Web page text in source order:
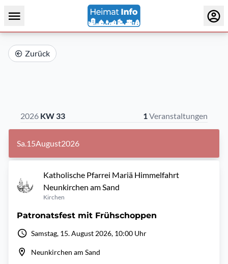
Zurück
2026 KW 33 1Veranstaltungen
Sa.15August2026
Katholische Pfarrei Mariä Himmelfahrt
Neunkirchen am Sand
Kirchen
Patronatsfest mit Frühschoppen
Samstag, 15. August 2026, 10:00 Uhr
Neunkirchen am Sand